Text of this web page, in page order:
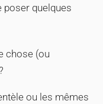
poser quelques
chose (ou
ou les mêmes